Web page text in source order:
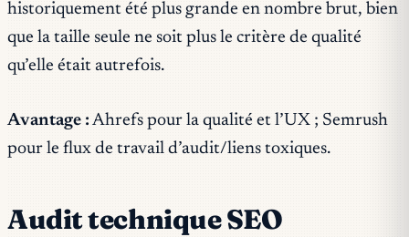
historiquement été plus grande en nombre brut, bien
que la taille seule ne soit plus le critère de qualité
qu’elle était autrefois.
Avantage : Ahrefs pour la qualité et l’UX ; Semrush
pour le flux de travail d’audit/liens toxiques.
Audit technique SEO